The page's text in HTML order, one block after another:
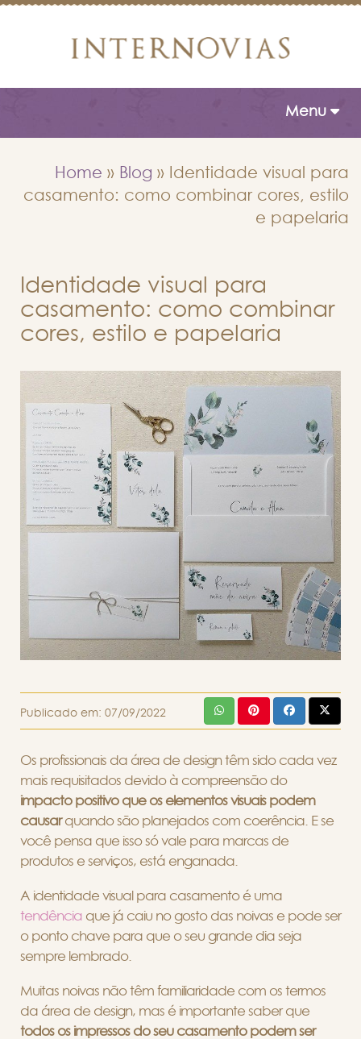
Toggle
Menu
Home » Blog » Identidade visual para
casamento: como combinar cores, estilo
e papelaria
Identidade visual para
casamento: como combinar
cores, estilo e papelaria
Publicado em: 07/09/2022
Os profissionais da área de design têm sido cada vez
mais requisitados devido à compreensão do
impacto positivo que os elementos visuais podem
causarquando são planejados com coerência. E se
você pensa que isso só vale para marcas de
produtos e serviços, está enganada.
A identidade visual para casamento é uma
tendência que já caiu no gosto das noivas e pode ser
o ponto chave para que o seu grande dia seja
sempre lembrado.
Muitas noivas não têm familiaridade com os termos
da área de design, mas é importante saber que
todos os impressos do seu casamento podem ser